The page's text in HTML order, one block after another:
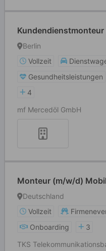
Berlin
Vollzeit
Gesundheitsleistungen
4
mf Mercedöl GmbH
Monteur (m/w/d)
Deutschland
Vollzeit
Onboarding
3
TKS